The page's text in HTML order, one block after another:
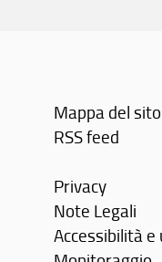
Mappa del sito
RSS feed
Privacy
Note Legali
Accessibilità